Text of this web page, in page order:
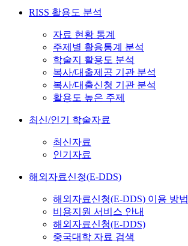
RISS 활용도 분석
자료 현황 통계
주제별 활용통계 분석
학술지 활용도 분석
복사/대출제공 기관 분석
복사/대출신청 기관 분석
활용도 높은 주제
최신/인기 학술자료
최신자료
인기자료
해외자료신청(E-DDS)
해외자료신청(E-DDS) 이용 방법
비용지원 서비스 안내
해외자료신청(E-DDS)
중국대학 자료 검색